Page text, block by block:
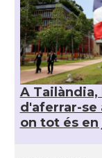
A
d'aferrar-se
on tot és en